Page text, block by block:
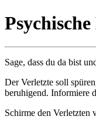
Sage, dass du da bist
Der Verletzte soll
beruhigend. Informiere
Schirme den Verletzten